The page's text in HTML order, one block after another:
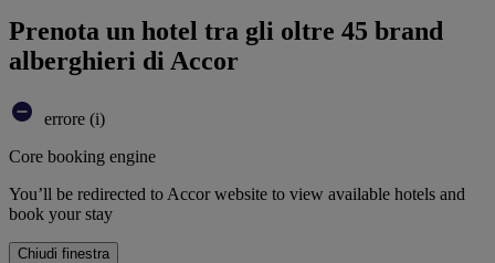
Prenota un hotel tra gli oltre 45 brand
alberghieri di Accor
errore (i)
Core booking engine
You’ll be redirected to Accor website to view available hotels and
book your stay
Chiudi finestra